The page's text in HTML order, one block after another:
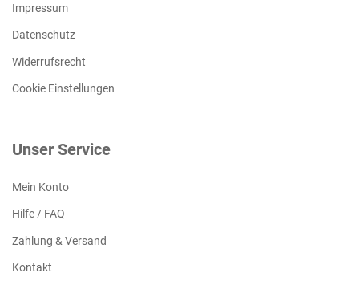
Impressum
Datenschutz
Widerrufsrecht
Cookie Einstellungen
Unser Service
Mein Konto
Hilfe / FAQ
Zahlung & Versand
Kontakt